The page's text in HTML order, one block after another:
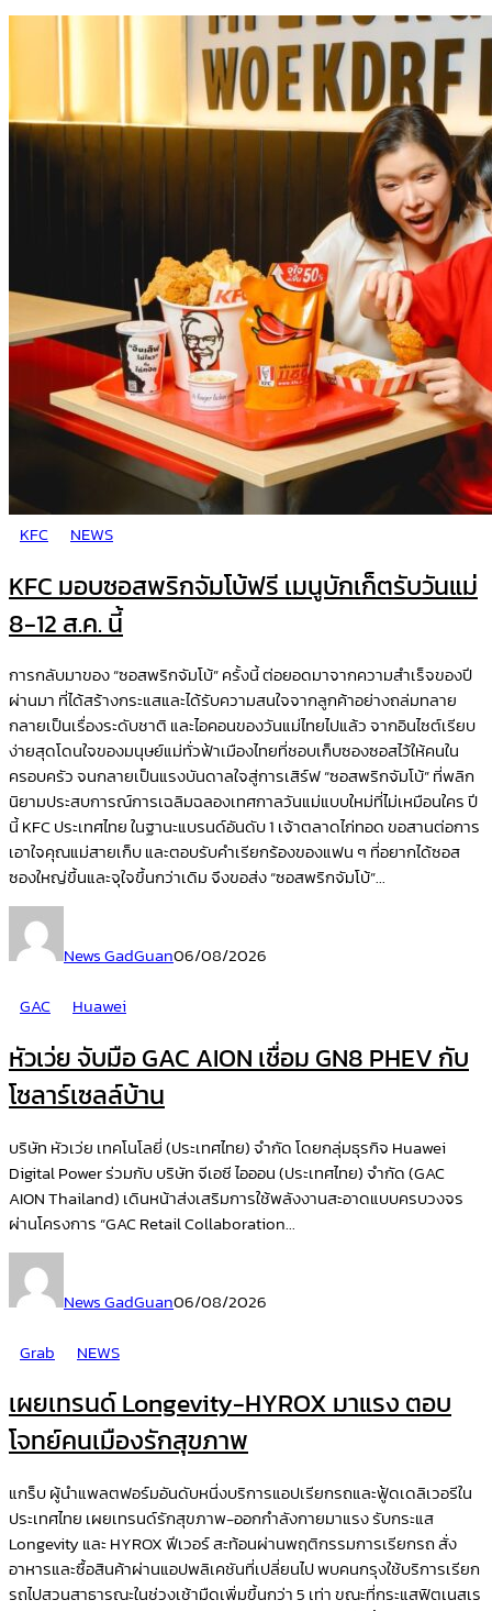
KFC NEWS
KFC มอบซอสพริกจัมโบ้ฟรี เมนูบักเก็ตรับวันแม่
8-12 ส.ค. นี้
การกลับมาของ “ซอสพริกจัมโบ้” ครั้งนี้ ต่อยอดมาจากความสำเร็จของปี
ผ่านมา ที่ได้สร้างกระแสและได้รับความสนใจจากลูกค้าอย่างถล่มทลาย
กลายเป็นเรื่องระดับชาติ และไอคอนของวันแม่ไทยไปแล้ว จากอินไซต์เรียบ
ง่ายสุดโดนใจของมนุษย์แม่ทั่วฟ้าเมืองไทยที่ชอบเก็บซองซอสไว้ให้คนใน
ครอบครัว จนกลายเป็นแรงบันดาลใจสู่การเสิร์ฟ “ซอสพริกจัมโบ้” ที่พลิก
นิยามประสบการณ์การเฉลิมฉลองเทศกาลวันแม่แบบใหม่ที่ไม่เหมือนใคร ปี
นี้ KFC ประเทศไทย ในฐานะแบรนด์อันดับ 1 เจ้าตลาดไก่ทอด ขอสานต่อการ
เอาใจคุณแม่สายเก็บ และตอบรับคำเรียกร้องของแฟน ๆ ที่อยากได้ซอส
ซองใหญ่ขึ้นและจุใจขึ้นกว่าเดิม จึงขอส่ง “ซอสพริกจัมโบ้”...
News GadGuan06/08/2026
GAC
Huawei
หัวเว่ย จับมือ GAC AION เชื่อม GN8 PHEV กับ
โซลาร์เซลล์บ้าน
บริษัท หัวเว่ย เทคโนโลยี่ (ประเทศไทย) จำกัด โดยกลุ่มธุรกิจ Huawei
Digital Power ร่วมกับ บริษัท จีเอซี ไอออน (ประเทศไทย) จำกัด (GAC
AION Thailand) เดินหน้าส่งเสริมการใช้พลังงานสะอาดแบบครบวงจร
ผ่านโครงการ “GAC Retail Collaboration...
News GadGuan06/08/2026
Grab
NEWS
เผยเทรนด์ Longevity-HYROX มาแรง ตอบ
โจทย์คนเมืองรักสุขภาพ
แกร็บ ผู้นำแพลตฟอร์มอันดับหนึ่งบริการแอปเรียกรถและฟู้ดเดลิเวอรีใน
ประเทศไทย เผยเทรนด์รักสุขภาพ-ออกกำลังกายมาแรง รับกระแส
Longevity และ HYROX ฟีเวอร์ สะท้อนผ่านพฤติกรรมการเรียกรถ สั่ง
อาหารและซื้อสินค้าผ่านแอปพลิเคชันที่เปลี่ยนไป พบคนกรุงใช้บริการเรียก
รถไปสวนสาธารณะในช่วงเช้ามืดเพิ่มขึ้นกว่า 5 เท่า ขณะที่กระแสฟิตเนสเร